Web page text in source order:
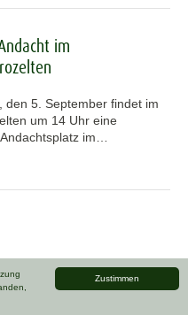
Zustimmen
im
den 5. September findet im
um 14 Uhr eine
im…